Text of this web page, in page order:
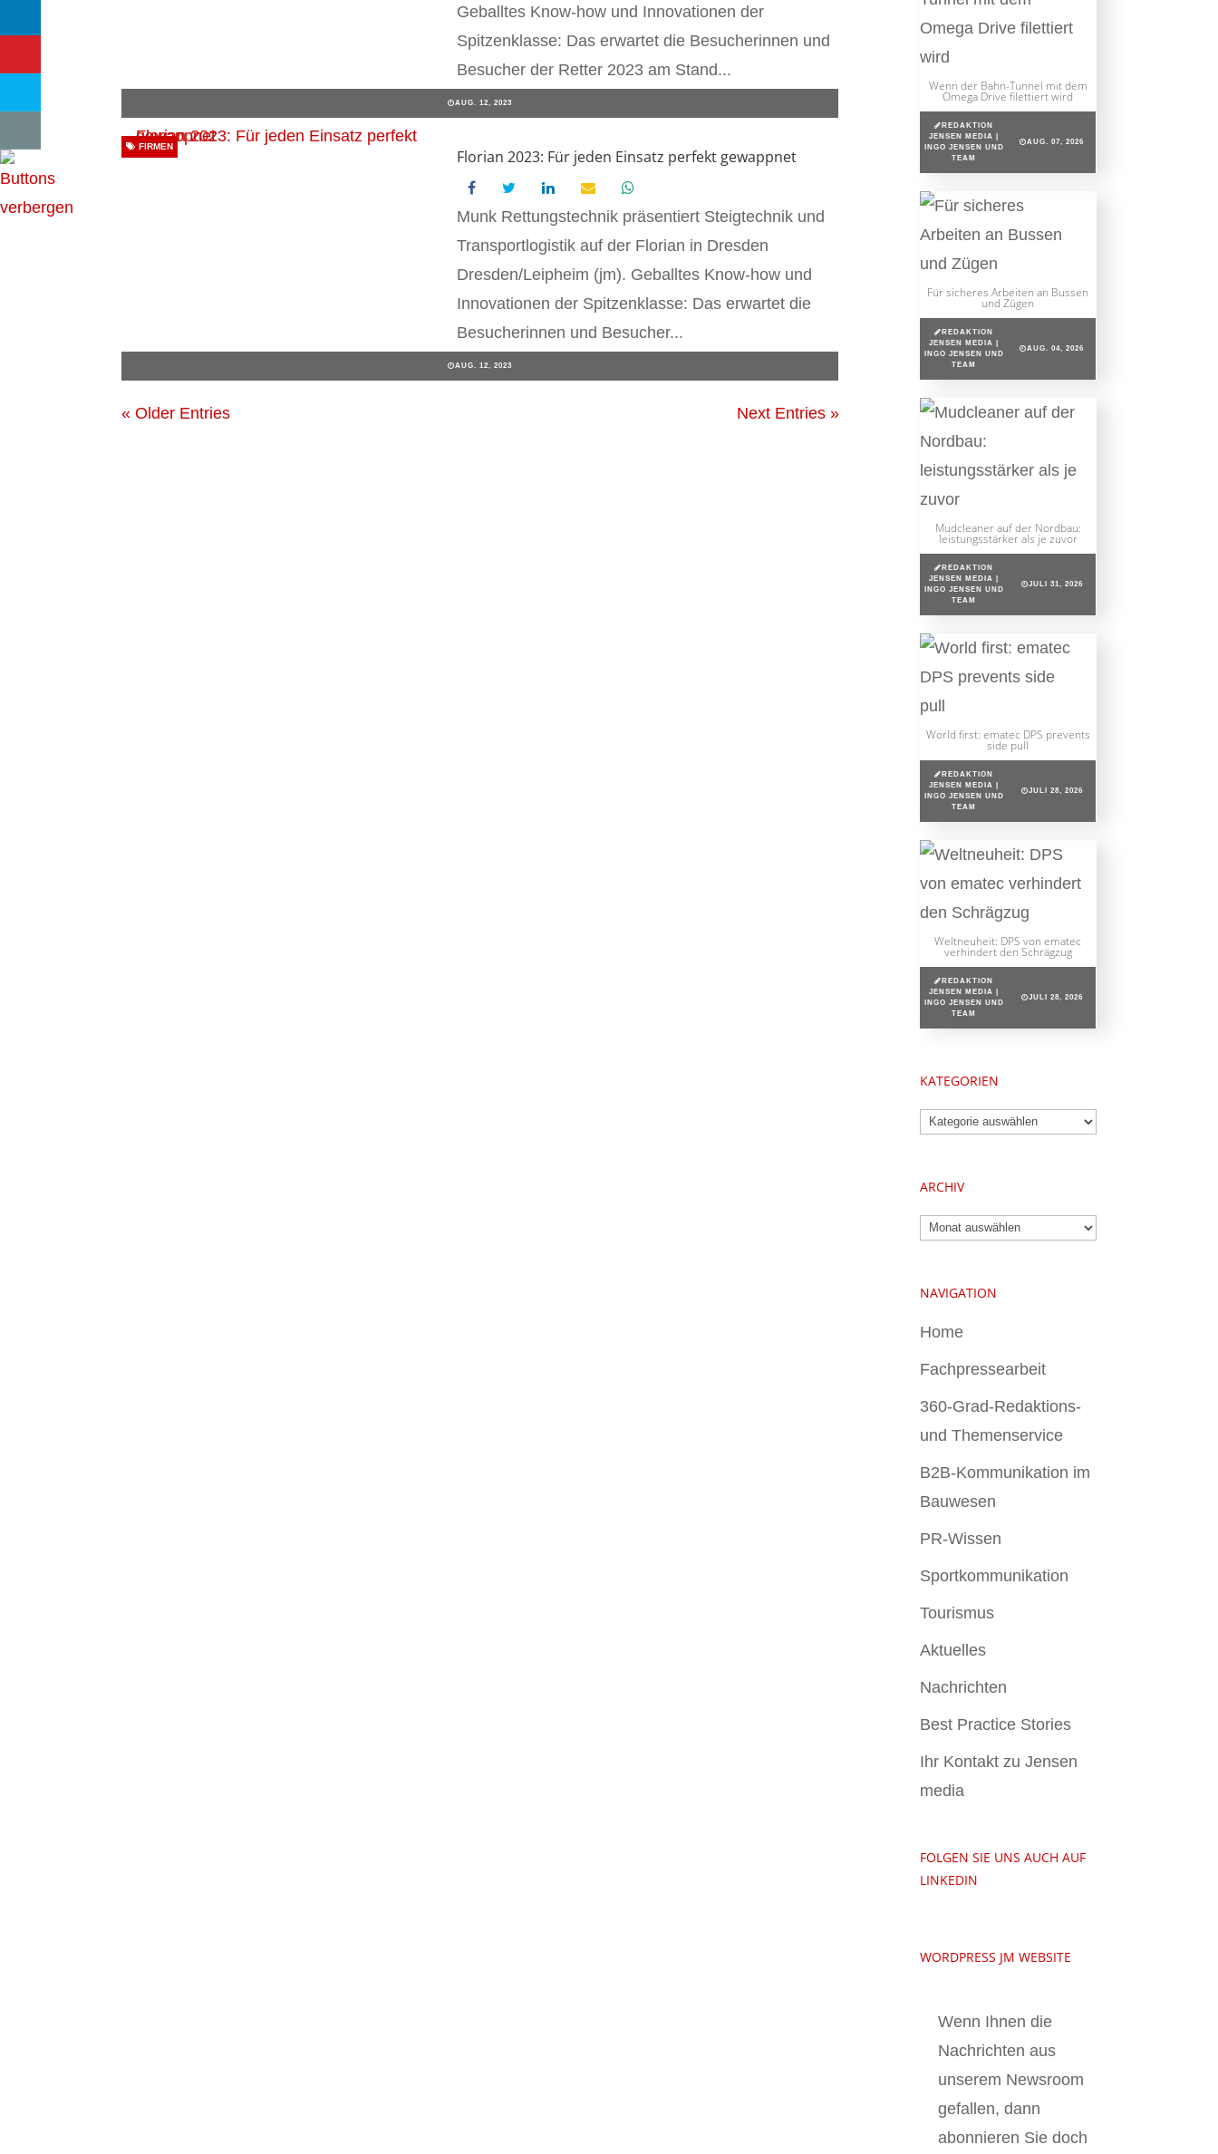
Geballtes Know-how und Innovationen der
Spitzenklasse: Das erwartet die Besucherinnen und
Besucher der Retter 2023 am Stand...
AUG. 12, 2023
Florian 2023: Für jeden Einsatz perfekt gewappnet
FIRMEN
Munk Rettungstechnik präsentiert Steigtechnik und
Transportlogistik auf der Florian in Dresden
Dresden/Leipheim (jm). Geballtes Know-how und
Innovationen der Spitzenklasse: Das erwartet die
Besucherinnen und Besucher...
AUG. 12, 2023
« Older Entries Next Entries »
Wenn der Bahn-Tunnel mit dem
Omega Drive filettiert wird
REDAKTION
JENSEN MEDIA |
INGO JENSEN UND
TEAM
AUG. 07, 2026
Für sicheres Arbeiten an Bussen
und Zügen
REDAKTION
JENSEN MEDIA |
INGO JENSEN UND
TEAM
AUG. 04, 2026
Mudcleaner auf der Nordbau:
leistungsstärker als je zuvor
REDAKTION
JENSEN MEDIA |
INGO JENSEN UND
TEAM
JULI 31, 2026
World first: ematec DPS prevents
side pull
REDAKTION
JENSEN MEDIA |
INGO JENSEN UND
TEAM
JULI 28, 2026
Weltneuheit: DPS von ematec
verhindert den Schrägzug
REDAKTION
JENSEN MEDIA |
INGO JENSEN UND
TEAM
JULI 28, 2026
KATEGORIEN
Kategorien
ARCHIV
Archiv
NAVIGATION
Home
Fachpressearbeit
360-Grad-Redaktions-
und Themenservice
B2B-Kommunikation im
Bauwesen
PR-Wissen
Sportkommunikation
Tourismus
Aktuelles
Nachrichten
Best Practice Stories
Ihr Kontakt zu Jensen
media
FOLGEN SIE UNS AUCH AUF
LINKEDIN
WORDPRESS JM WEBSITE
Wenn Ihnen die
Nachrichten aus
unserem Newsroom
gefallen, dann
abonnieren Sie doch